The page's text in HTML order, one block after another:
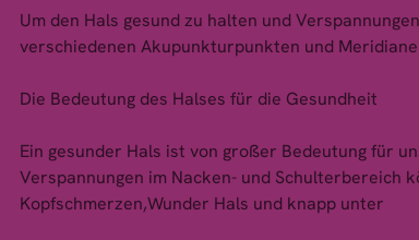
Um den Hals gesund zu halten und
verschiedenen Akupunkturpunkten und
Die Bedeutung des Halses für die Gesundheit
Ein gesunder Hals ist von großer Bedeutung für
Verspannungen im Nacken- und Schulterbereich
Kopfschmerzen,Wunder Hals und knapp unter